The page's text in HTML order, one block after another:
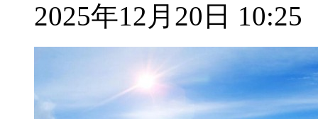
2025年12月20日 10:25